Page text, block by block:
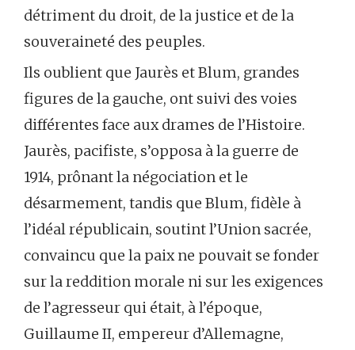
détriment du droit, de la justice et de la
souveraineté des peuples.
Ils oublient que Jaurès et Blum, grandes
figures de la gauche, ont suivi des voies
différentes face aux drames de l’Histoire.
Jaurès, pacifiste, s’opposa à la guerre de
1914, prônant la négociation et le
désarmement, tandis que Blum, fidèle à
l’idéal républicain, soutint l’Union sacrée,
convaincu que la paix ne pouvait se fonder
sur la reddition morale ni sur les exigences
de l’agresseur qui était, à l’époque,
Guillaume II, empereur d’Allemagne,